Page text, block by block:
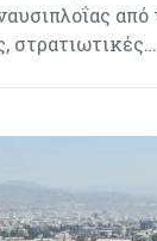
από
στρατιωτικές…